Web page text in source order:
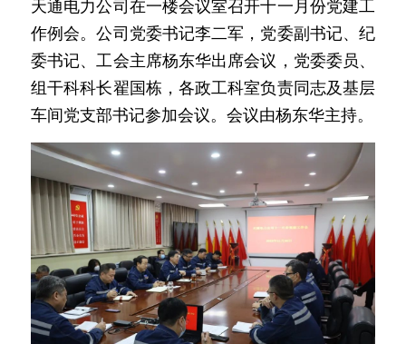
联系我们
搜索
天通电力公司在一楼会议室召开十一月份党建工
作例会。公司党委书记李二军，党委副书记、纪
委书记、工会主席杨东华出席会议，党委委员、
组干科科长翟国栋，各政工科室负责同志及基层
车间党支部书记参加会议。会议由杨东华主持。